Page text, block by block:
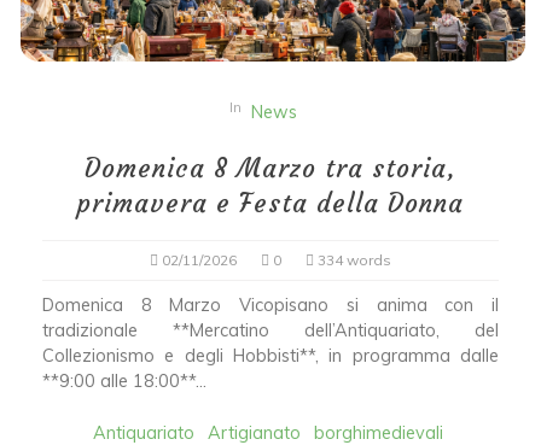
In News
Domenica 8 Marzo tra storia,
primavera e Festa della Donna
02/11/2026 0 334 words
Domenica 8 Marzo Vicopisano si anima con il
tradizionale **Mercatino dell’Antiquariato, del
Collezionismo e degli Hobbisti**, in programma dalle
**9:00 alle 18:00**...
Antiquariato Artigianato
borghimedievali